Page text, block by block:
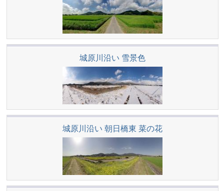
城原川沿い 雪景色
城原川沿い 朝日橋東 菜の花